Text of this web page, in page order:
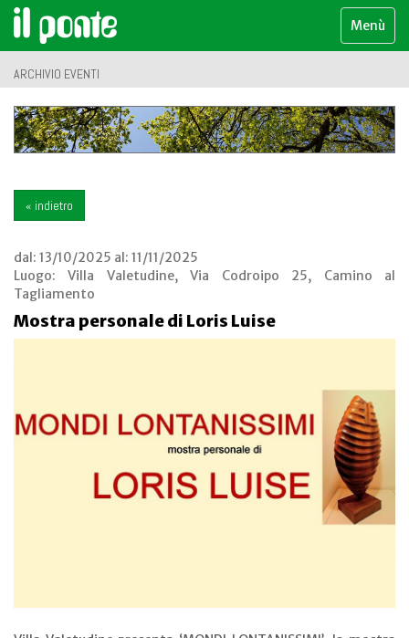
Menù
ARCHIVIO EVENTI
« indietro
dal: 13/10/2025 al: 11/11/2025
Luogo:Villa Valetudine, Via Codroipo 25, Camino al
Tagliamento
Mostra personale di Loris Luise